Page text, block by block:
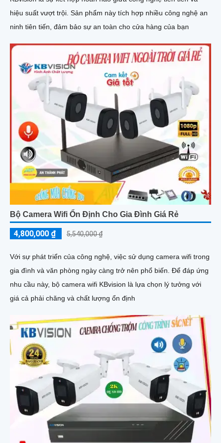
hiệu suất vượt trội. Sản phẩm này tích hợp nhiều công nghệ an
ninh tiên tiến, đảm bảo sự an toàn cho cửa hàng của bạn
Bộ Camera Wifi Ổn Định Cho Gia Đình Giá Rẻ
4,800,000 ₫ 5,540,000 ₫
Với sự phát triển của công nghệ, việc sử dụng camera wifi trong
gia đình và văn phòng ngày càng trở nên phổ biến. Để đáp ứng
nhu cầu này, bộ camera wifi KBvision là lựa chọn lý tưởng với
giá cả phải chăng và chất lượng ổn định